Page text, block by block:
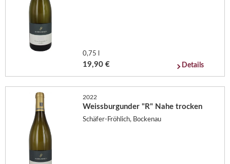
0,75 l
19,90 € Details
2022
Weissburgunder "R" Nahe trocken
Schäfer-Fröhlich, Bockenau